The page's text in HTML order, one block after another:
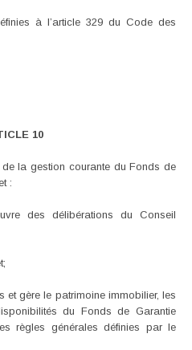
à l’article 329 du Code des
10
la gestion courante du Fonds de
:
des délibérations du Conseil
et gère le patrimoine immobilier, les
du Fonds de Garantie
règles générales définies par le